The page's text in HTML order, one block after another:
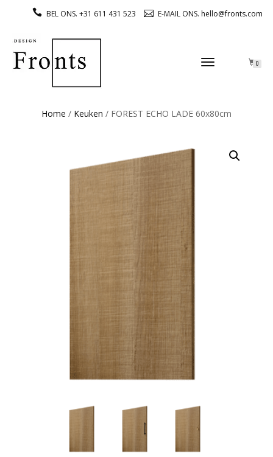
BEL ONS. +31 611 431 523 E-MAIL ONS. hello@fronts.com
TOGGLE
0
Home / Keuken / FOREST ECHO LADE 60x80cm